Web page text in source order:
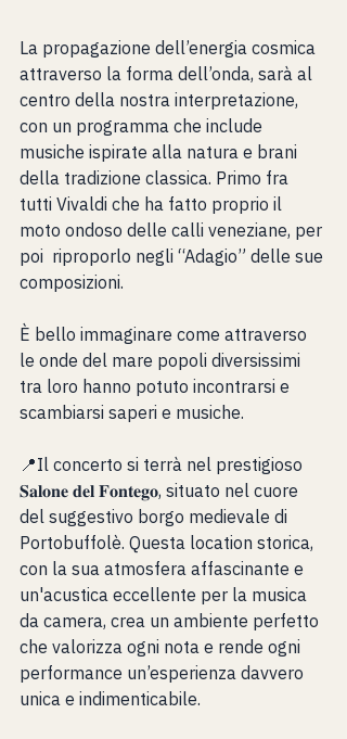
La propagazione dell’energia cosmica
attraverso la forma dell’onda, sarà al
centro della nostra interpretazione,
con un programma che include
musiche ispirate alla natura e brani
della tradizione classica. Primo fra
tutti Vivaldi che ha fatto proprio il
moto ondoso delle calli veneziane, per
poi  riproporlo negli “Adagio” delle sue
composizioni.
È bello immaginare come attraverso
le onde del mare popoli diversissimi
tra loro hanno potuto incontrarsi e
scambiarsi saperi e musiche.
📍Il concerto si terrà nel prestigioso
𝐒𝐚𝐥𝐨𝐧𝐞 𝐝𝐞𝐥 𝐅𝐨𝐧𝐭𝐞𝐠𝐨, situato nel cuore
del suggestivo borgo medievale di
Portobuffolè. Questa location storica,
con la sua atmosfera affascinante e
un'acustica eccellente per la musica
da camera, crea un ambiente perfetto
che valorizza ogni nota e rende ogni
performance un’esperienza davvero
unica e indimenticabile.